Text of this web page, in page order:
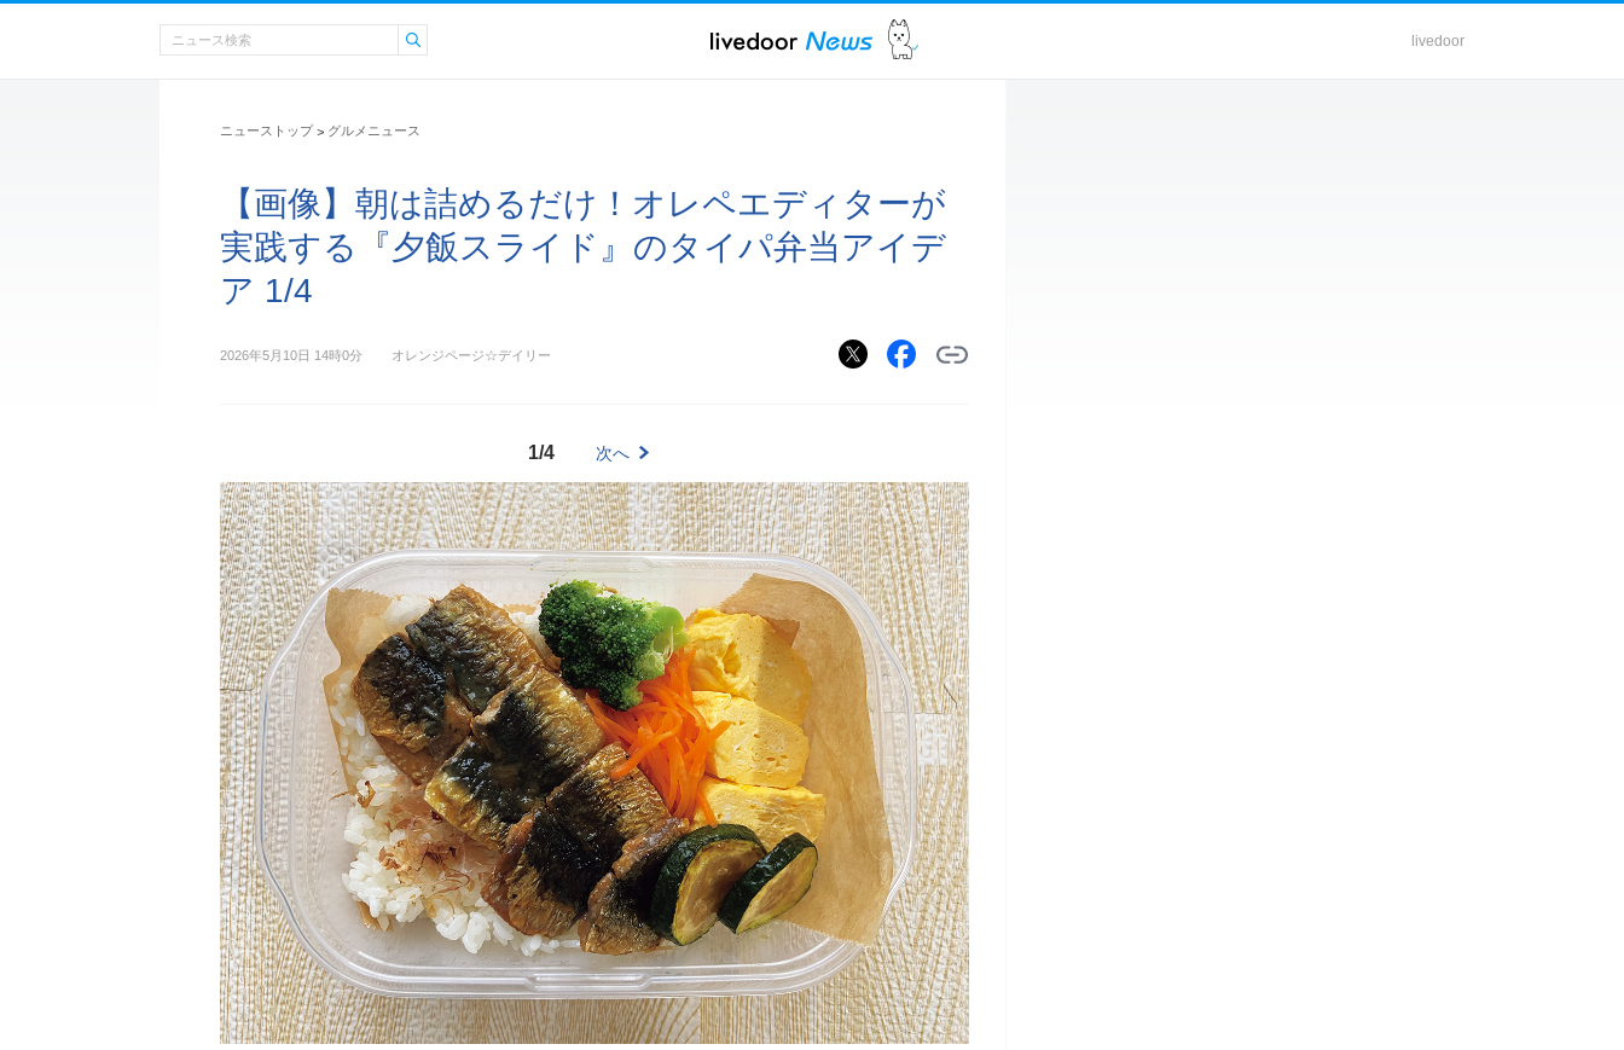
livedoor
ニューストップ > グルメニュース
【画像】朝は詰めるだけ！オレペエディターが
実践する『夕飯スライド』のタイパ弁当アイデ
ア 1/4
2026年5月10日 14時0分 オレンジページ☆デイリー
1/4 次へ